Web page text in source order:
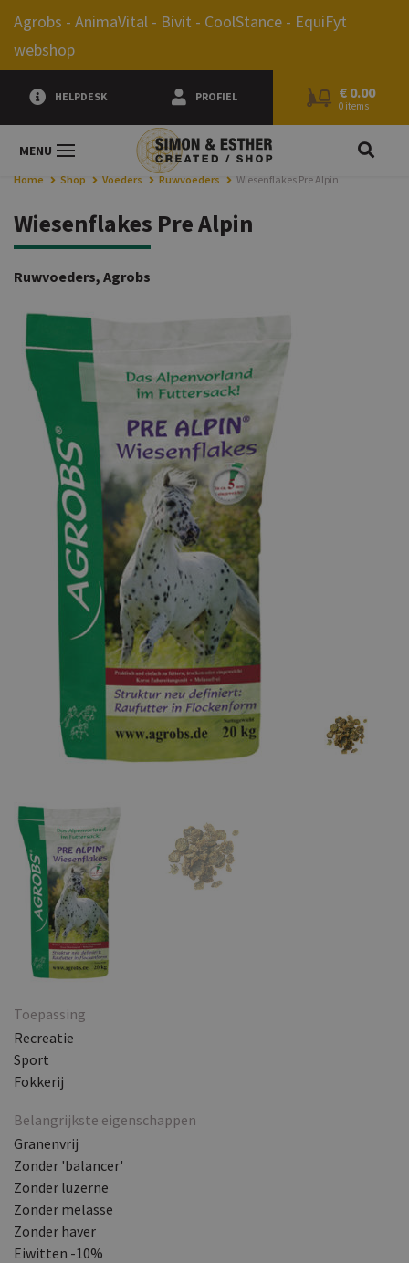
0.00
HELPDESK PROFIEL € 0.00
0 items
MENU
Agrobs - AnimaVital - Bivit - CoolStance - EquiFyt
webshop
Home Shop Voeders Ruwvoeders Wiesenflakes Pre Alpin
Wiesenflakes Pre Alpin
Ruwvoeders, Agrobs
Toepassing
Recreatie
Sport
Fokkerij
Belangrijkste eigenschappen
Granenvrij
Zonder 'balancer'
Zonder luzerne
Zonder melasse
Zonder haver
Eiwitten -10%